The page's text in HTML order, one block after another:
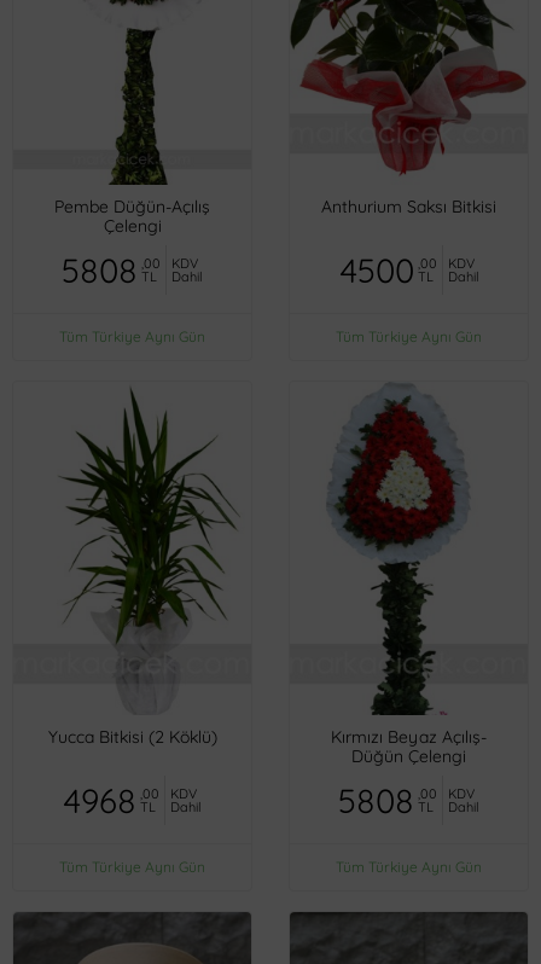
Pembe Düğün-Açılış
Çelengi
5808 ,00
TL
KDV
Dahil
Tüm Türkiye Aynı Gün
Anthurium Saksı Bitkisi
4500 ,00
TL
KDV
Dahil
Tüm Türkiye Aynı Gün
Yucca Bitkisi (2 Köklü)
4968 ,00
TL
KDV
Dahil
Tüm Türkiye Aynı Gün
Kırmızı Beyaz Açılış-
Düğün Çelengi
5808 ,00
TL
KDV
Dahil
Tüm Türkiye Aynı Gün